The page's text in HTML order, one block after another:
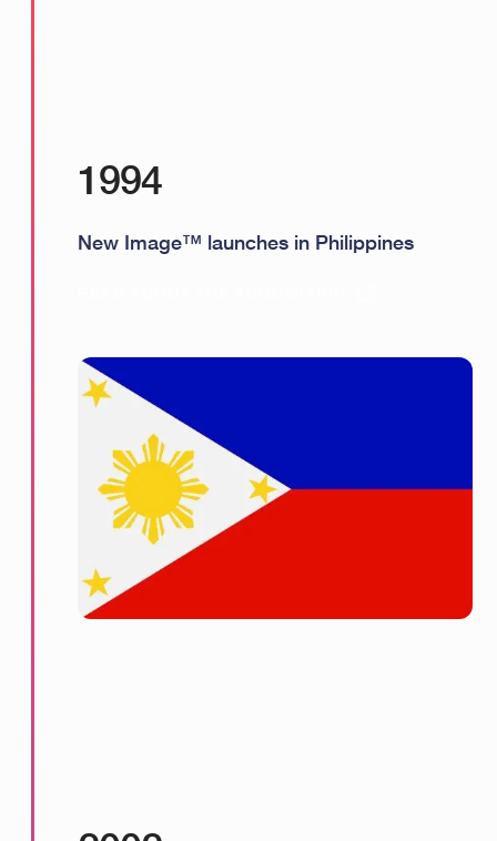
1994
New Image™ launches in Philippines